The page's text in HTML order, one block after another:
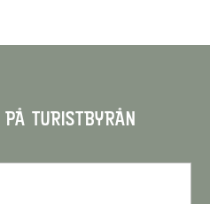
TURISTBYRÅN